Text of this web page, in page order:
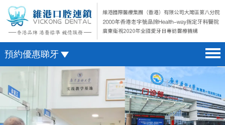
預約優惠睇牙
首頁 home page
醫院簡介 hospital introduction
醫生介紹 doctor introduction
微信預約
WhatsApp預約